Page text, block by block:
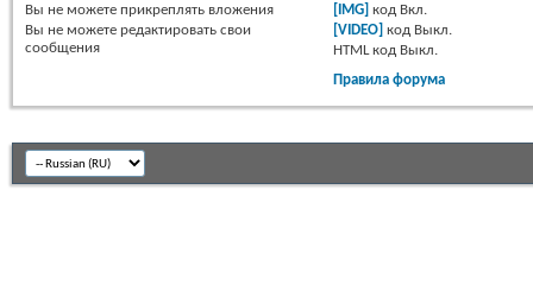
Вы не можете прикреплять вложения
Вы не можете редактировать свои
сообщения
[IMG] код Вкл.
[VIDEO] код Выкл.
HTML код Выкл.
Правила форума